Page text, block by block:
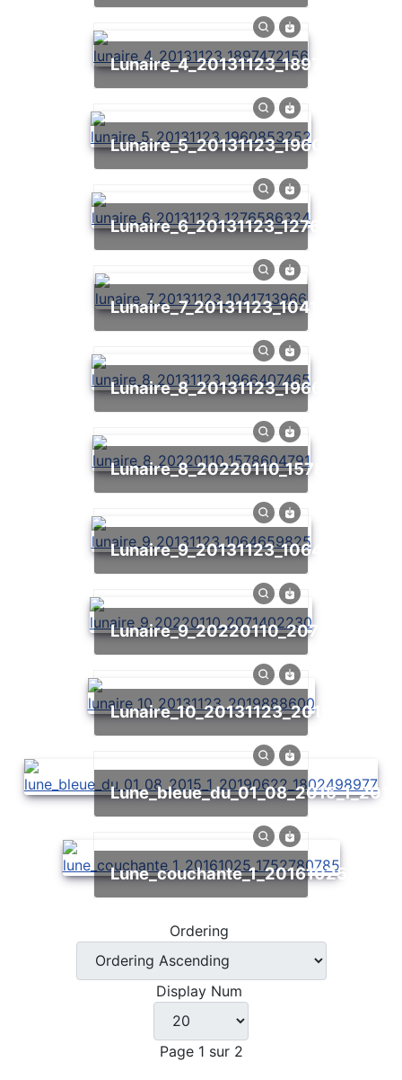
lunaire_4_20131123_1897472156
lunaire_5_20131123_1960853252
lunaire_6_20131123_1276586324
lunaire_7_20131123_1041713966
lunaire_8_20131123_1966407465
lunaire_8_20220110_1578604791
lunaire_9_20131123_1064659825
lunaire_9_20220110_2071402230
lunaire_10_20131123_2019888600
Ordering
Display Num
Page 1 sur 2